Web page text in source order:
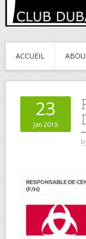
ACCUEIL
23
Jan 2019